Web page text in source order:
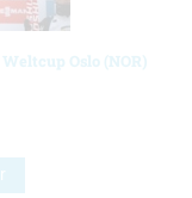
Oslo (NOR)